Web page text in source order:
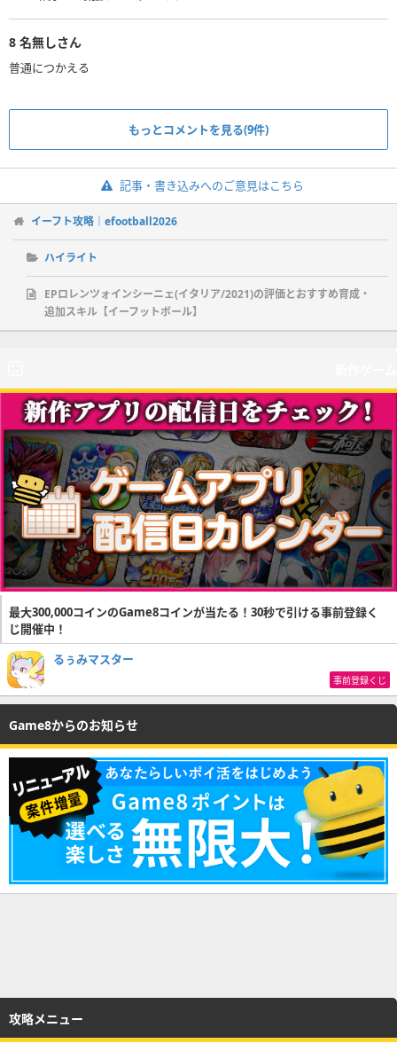
8 名無しさん
普通につかえる
もっとコメントを見る(9件)
記事・書き込みへのご意見はこちら
イーフト攻略｜efootball2026
ハイライト
EPロレンツォインシーニェ(イタリア/2021)の評価とおすすめ育成・
追加スキル【イーフットボール】
最大300,000コインのGame8コインが当たる！30秒で引ける事前登録く
じ開催中！
るぅみマスター
事前登録くじ
Game8からのお知らせ
攻略メニュー